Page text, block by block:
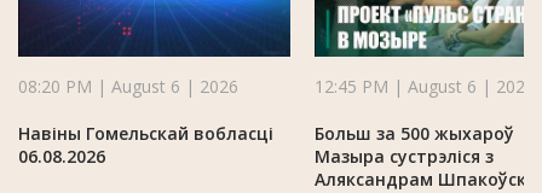
08:20 PM | August 6 | 2026
Навіны Гомельскай вобласці
06.08.2026
12:45 PM | August 6 | 2026
Больш за 500 жыхароў
Мазыра сустрэліся з
Аляксандрам